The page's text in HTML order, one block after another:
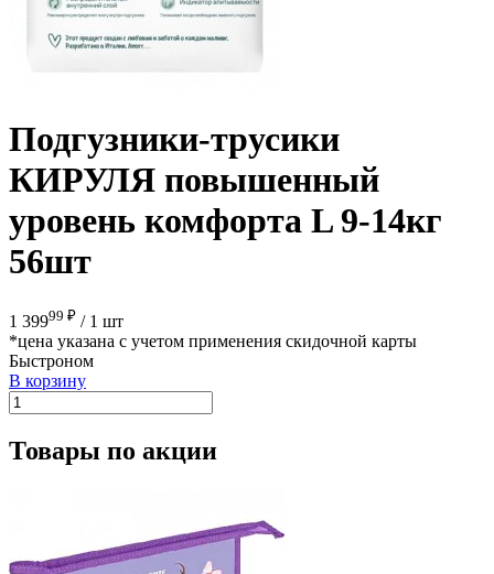
Подгузники-трусики
КИРУЛЯ повышенный
уровень комфорта L 9-14кг
56шт
1 39999 ₽ / 1 шт
*цена указана с учетом применения скидочной карты
Быстроном
В корзину
Товары по акции